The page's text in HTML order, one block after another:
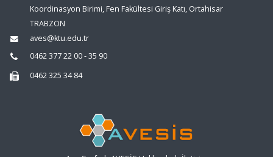
Koordinasyon Birimi, Fen Fakültesi Giriş Katı, Ortahisar
TRABZON
aves@ktu.edu.tr
0462 377 22 00 - 35 90
0462 325 34 84